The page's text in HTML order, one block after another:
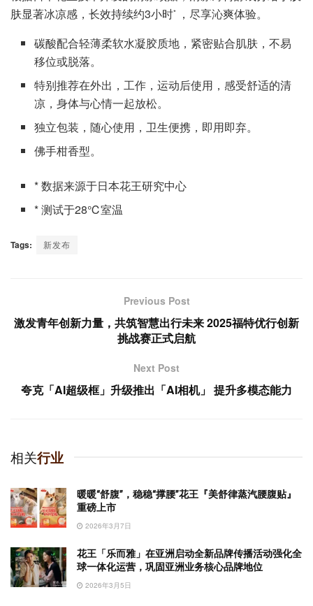
肤显著冰凉感，长效持续约3小时*
，尽享沁爽体验。
碳酸配合轻薄柔软水凝胶质地，紧密贴合肌肤，不易
移位或脱落。
特别推荐在外出，工作，运动后使用，感受舒适的清
凉，身体与心情一起放松。
独立包装，随心使用，卫生便携，即用即弃。
佛手柑香型。
* 数据来源于日本花王研究中心
* 测试于28℃室温
Tags: 新发布
Previous Post
激发青年创新力量，共筑智慧出行未来 2025福特优行创新
挑战赛正式启航
Next Post
夸克「AI超级框」升级推出「AI相机」 提升多模态能力
相关行业
暖暖“舒腹”，稳稳“撑腰”花王『美舒律蒸汽腰腹贴』
重磅上市
2026年3月7日
花王「乐而雅」在亚洲启动全新品牌传播活动强化全
球一体化运营，巩固亚洲业务核心品牌地位
2026年3月5日